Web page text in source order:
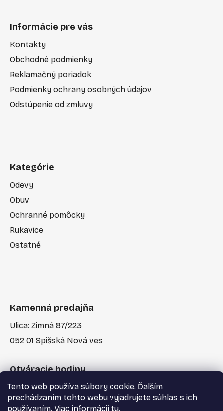
Tento web používa súbory cookie. Ďalším
prechádzaním tohto webu vyjadrujete súhlas s ich
používaním. Viac informácií tu.
Informácie pre vás
Kontakty
Obchodné podmienky
Reklamačný poriadok
Podmienky ochrany osobných údajov
Odstúpenie od zmluvy
Kategórie
Odevy
Obuv
Ochranné pomôcky
Rukavice
Ostatné
Kamenná predajňa
Ulica: Zimná 87/223
052 01 Spišská Nová ves
Otváracie hodiny
Po-Pia: 7:30 - 17:00